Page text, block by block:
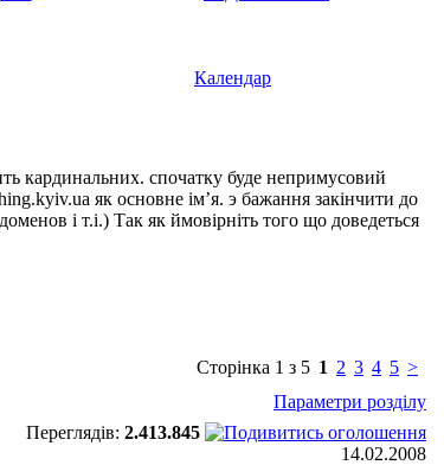
Календар
кардинальних. спочатку буде непримусовий
як основне імʼя. э бажання закінчити до
і т.і.) Так як ймовірніть того що доведеться
Сторінка 1 з 5 1 2 3 4 5 >
Параметри розділу
Переглядів: 2.413.845
14.02.2008